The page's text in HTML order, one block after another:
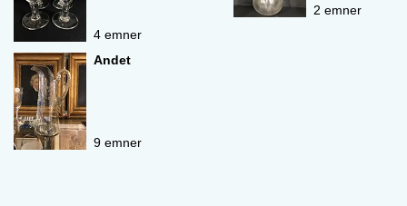
4 emner
2 emner
Andet
9 emner